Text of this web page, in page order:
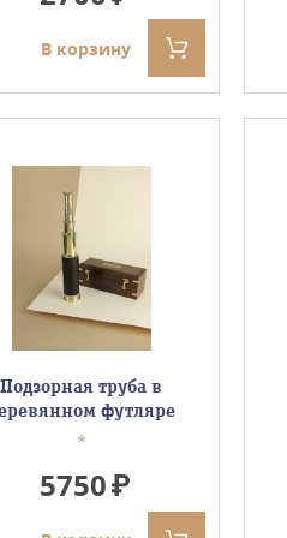
В корзину
Подзорная труба в
футляре
*
5750